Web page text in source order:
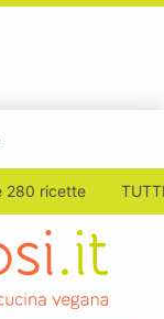
280 ricette